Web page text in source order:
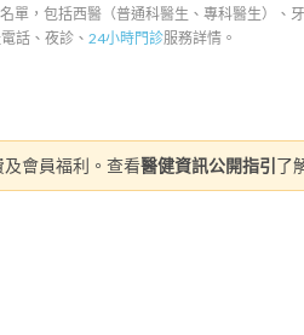
單，包括西醫（普通科醫生、專科醫生）、
話、夜診、 24小時門診服務詳情。
會員福利。查看醫健資訊公開指引 了